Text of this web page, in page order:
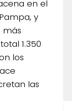
en el
y
más
1.350
los
las